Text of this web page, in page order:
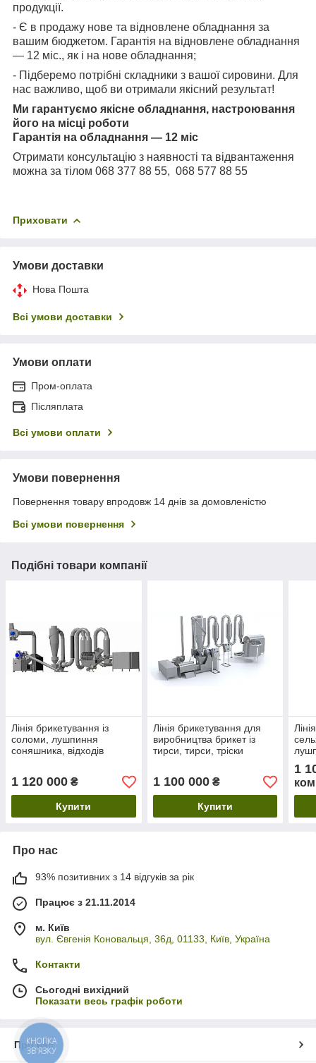
продукції.
- Є в продажу нове та відновлене обладнання за
вашим бюджетом. Гарантія на відновлене обладнання
— 12 міс., як і на нове обладнання;
- Підберемо потрібні складники з вашої сировини. Для
нас важливо, щоб ви отримали якісний результат!
Ми гарантуємо якісне обладнання, настроювання
його на місці роботи
Гарантія на обладнання — 12 міс
Отримати консультацію з наявності та відвантаження
можна за тілом 068 377 88 55, 068 577 88 55
Приховати
Умови доставки
Нова Пошта
Всі умови доставки
Умови оплати
Пром-оплата
Післяплата
Всі умови оплати
Умови повернення
Повернення товару впродовж 14 днів за домовленістю
Всі умови повернення
Подібні товари компанії
Лінія брикетування із
соломи, лушпиння
соняшника, відходів
1 120 000 ₴
Купити
Лінія брикетування для
виробництва брикет із
тирси, тирси, тріски
1 100 000₴
Купити
1
Про нас
93% позитивних з 14 відгуків за рік
Працює з 21.11.2014
м. Київ
вул. Євгенія Коновальця, 36д, 01133, Київ, Україна
Контакти
Сьогодні вихідний
Показати весь графік роботи
Про нас
КНОПКА
ЗВ'ЯЗКУ